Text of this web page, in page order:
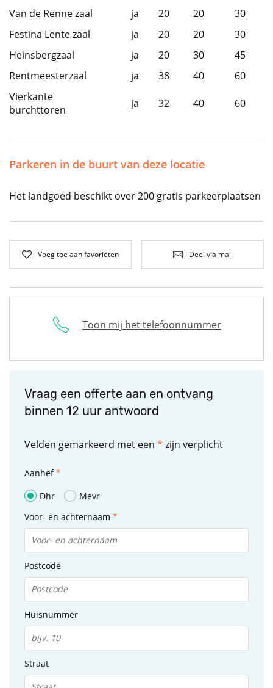
Van de Renne zaal ja 20 20
30
Festina Lente zaal
ja 20 20
30
Heinsbergzaal
ja 20 30
45
Rentmeesterzaal
ja 38 40
60
Vierkante
burchttoren
ja 32 40 60
Parkeren in de buurt van deze locatie
Het landgoed beschikt over 200 gratis parkeerplaatsen
Voeg toe aan favorieten Deel via mail
Toon mij het telefoonnummer
Vraag een offerte aan en ontvang
binnen 12 uur antwoord
Velden gemarkeerd met een * zijn verplicht
Aanhef
Dhr
Mevr
Voor- en achternaam
Postcode
Huisnummer
Straat